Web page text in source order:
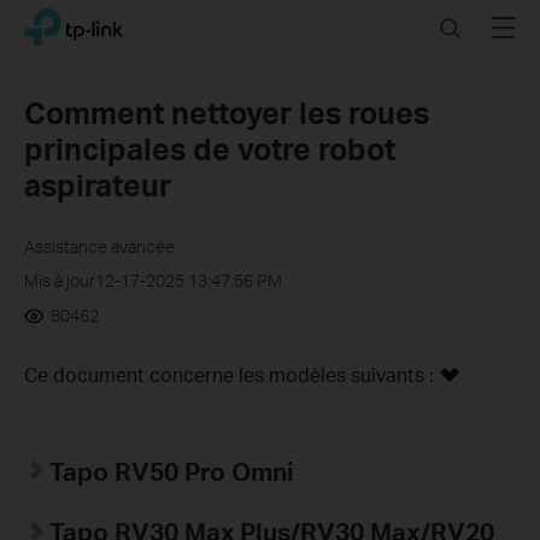
Click
navigation
TP-Link, Reliably Smart SearchMenu
Comment nettoyer les roues
principales de votre robot
aspirateur
Assistance avancée
Mis à jour12-17-2025 13:47:56 PM
80462
Ce document concerne les modèles suivants :
Tapo RV50 Pro Omni
Tapo RV30 Max Plus/RV30 Max/RV20